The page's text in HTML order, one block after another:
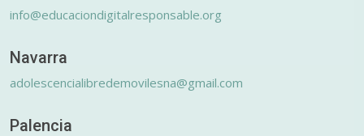
info@educaciondigitalresponsable.org
Navarra
adolescencialibredemovilesna@gmail.com
Palencia